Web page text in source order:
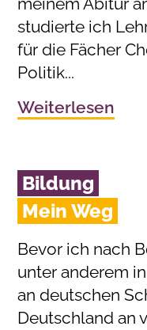
studierte ich
für die Fächer
Politik...
Weiterlesen
Bildung
Mein Weg
Bevor ich nach
unter anderem
an deutschen
Deutschland an